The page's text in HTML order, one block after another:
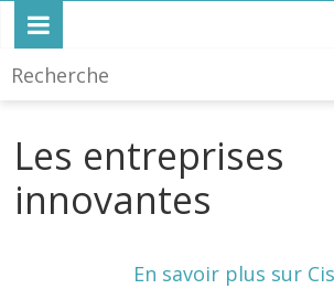
Les entreprises
innovantes
En savoir plus sur